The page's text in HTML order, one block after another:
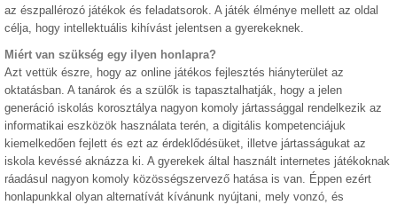
az észpallérozó játékok és feladatsorok. A játék élménye mellett az oldal
célja, hogy intellektuális kihívást jelentsen a gyerekeknek.
Miért van szükség egy ilyen honlapra?
Azt vettük észre, hogy az online játékos fejlesztés hiányterület az
oktatásban. A tanárok és a szülők is tapasztalhatják, hogy a jelen
generáció iskolás korosztálya nagyon komoly jártassággal rendelkezik az
informatikai eszközök használata terén, a digitális kompetenciájuk
kiemelkedően fejlett és ezt az érdeklődésüket, illetve jártasságukat az
iskola kevéssé aknázza ki. A gyerekek által használt internetes játékoknak
ráadásul nagyon komoly közösségszervező hatása is van. Éppen ezért
honlapunkkal olyan alternatívát kívánunk nyújtani, mely vonzó, és